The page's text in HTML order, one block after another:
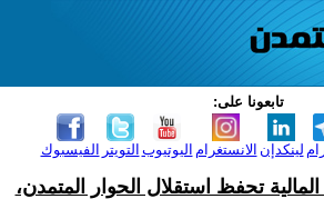
تابعونا على:
الفيسبوك التويتر اليوتيوب الانستغرام لينكدإن
تحفظ استقلال الحوار المتمدن،